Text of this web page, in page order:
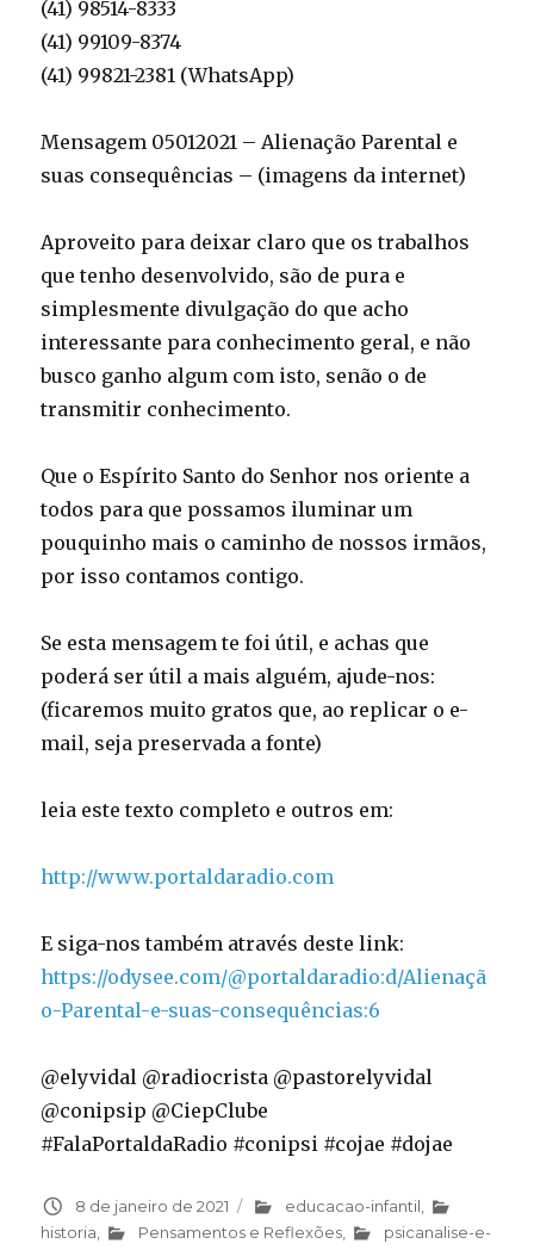
(41) 98514-8333
(41) 99109-8374
(41) 99821-2381 (WhatsApp)
Mensagem 05012021 – Alienação Parental e
suas consequências – (imagens da internet)
Aproveito para deixar claro que os trabalhos
que tenho desenvolvido, são de pura e
simplesmente divulgação do que acho
interessante para conhecimento geral, e não
busco ganho algum com isto, senão o de
transmitir conhecimento.
Que o Espírito Santo do Senhor nos oriente a
todos para que possamos iluminar um
pouquinho mais o caminho de nossos irmãos,
por isso contamos contigo.
Se esta mensagem te foi útil, e achas que
poderá ser útil a mais alguém, ajude-nos:
(ficaremos muito gratos que, ao replicar o e-
mail, seja preservada a fonte)
leia este texto completo e outros em:
http://www.portaldaradio.com
E siga-nos também através deste link:
https://odysee.com/@portaldaradio:d/Alienaçã
o-Parental-e-suas-consequências:6
@elyvidal @radiocrista @pastorelyvidal
@conipsip @CiepClube
#FalaPortaldaRadio #conipsi #cojae #dojae
Publicado
em
8 de janeiro de 2021 Categorias
educacao-infantil
historia
Pensamentos e Reflexões
psicanalise-e-